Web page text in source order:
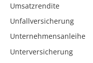
Umsatzrendite
Unfallversicherung
Unternehmensanleihe
Unterversicherung